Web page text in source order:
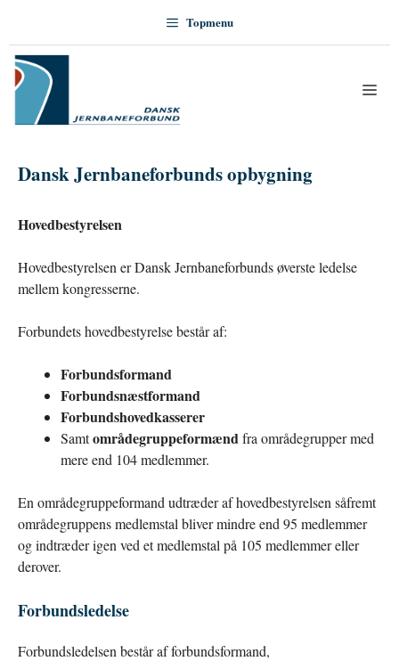
indhold
Topmenu
Dansk Jernbaneforbunds opbygning
Hovedbestyrelsen
Hovedbestyrelsen er Dansk Jernbaneforbunds øverste ledelse
mellem kongresserne.
Forbundets hovedbestyrelse består af:
Forbundsformand
Forbundsnæstformand
Forbundshovedkasserer
Samtområdegruppeformændfra områdegrupper med
mere end 104 medlemmer.
En områdegruppeformand udtræder af hovedbestyrelsen såfremt
områdegruppens medlemstal bliver mindre end 95 medlemmer
og indtræder igen ved et medlemstal på 105 medlemmer eller
derover.
Forbundsledelse
Forbundsledelsen består af forbundsformand,